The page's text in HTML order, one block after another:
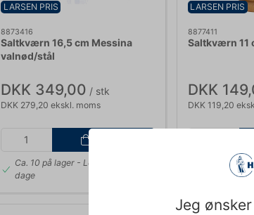
Jeg
LARSEN PRIS
8873416
Saltkværn 16,5 cm Messina
valnød/stål
DKK 349,00 / stk
DKK 279,20 ekskl. moms
Ca. 10 på lager - Levering: 2-3
dage
LARSEN PRIS
8877411
Saltkværn 11
DKK
DKK 119,20
Ca. 11 på